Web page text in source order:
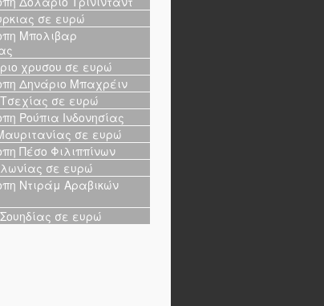
σε ευρώ
Μπολιβαρ
χρυσου σε ευρώ
Δηνάριο Μπαχρέιν
σε ευρώ
Ρούπια Ινδονησίας
σε ευρώ
Πέσο Φιλιππίνων
σε ευρώ
Ντιράμ Αραβικών
σε ευρώ